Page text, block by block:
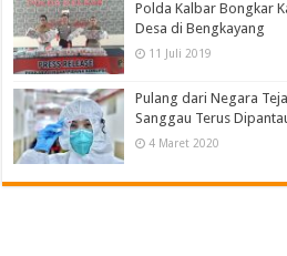
Polda Kalbar Bongkar
Desa di Bengkayang
11 Juli 2019
Pulang dari Negara
Sanggau Terus
4 Maret 2020